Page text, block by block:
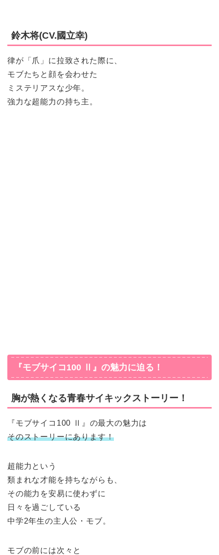
鈴木将(CV.國立幸)
律が「爪」に拉致された際に、
モブたちと顔を会わせた
ミステリアスな少年。
強力な超能力の持ち主。
『モブサイコ100 Ⅱ』の魅力に迫る！
胸が熱くなる青春サイキックストーリー！
『モブサイコ100 Ⅱ』の最大の魅力は
そのストーリーにあります！
超能力という
類まれな才能を持ちながらも、
その能力を安易に使わずに
日々を過ごしている
中学2年生の主人公・モブ。
モブの前には次々と